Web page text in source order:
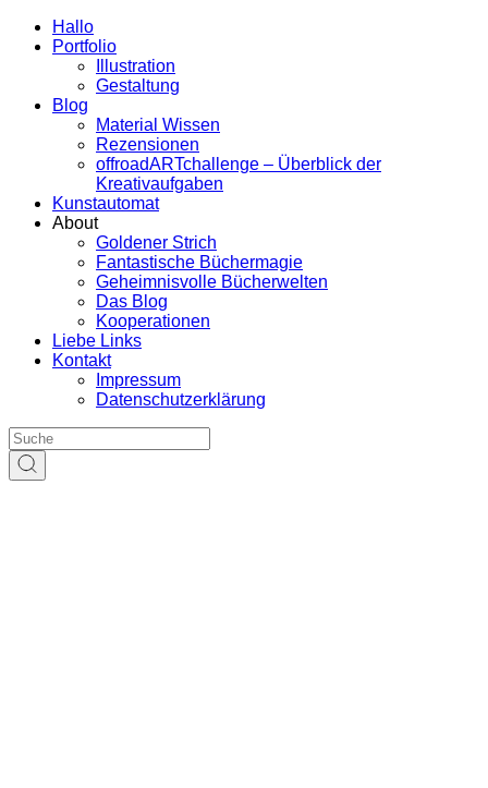
Hallo
Portfolio
Illustration
Gestaltung
Blog
Material Wissen
Rezensionen
offroadARTchallenge – Überblick der
Kreativaufgaben
Kunstautomat
About
Goldener Strich
Fantastische Büchermagie
Geheimnisvolle Bücherwelten
Das Blog
Kooperationen
Liebe Links
Kontakt
Impressum
Datenschutzerklärung